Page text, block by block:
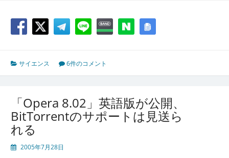
サイエンス 6件のコメント
「Opera 8.02」英語版が公開、
BitTorrentのサポートは見送ら
れる
2005年7月28日